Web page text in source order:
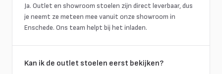
Ja. Outlet en showroom stoelen zijn direct leverbaar, dus
je neemt ze meteen mee vanuit onze showroom in
Enschede. Ons team helpt bij het inladen.
Kan ik de outlet stoelen eerst bekijken?